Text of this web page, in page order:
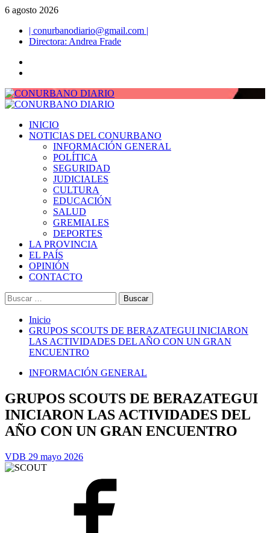
Saltar
contenido
6 agosto 2026
| conurbanodiario@gmail.com |
Directora: Andrea Frade
Menú
INICIO
NOTICIAS DEL CONURBANO
INFORMACIÓN GENERAL
POLÍTICA
SEGURIDAD
JUDICIALES
CULTURA
EDUCACIÓN
SALUD
GREMIALES
DEPORTES
LA PROVINCIA
EL PAÍS
OPINIÓN
CONTACTO
Buscar:
Inicio
GRUPOS SCOUTS DE BERAZATEGUI INICIARON
LAS ACTIVIDADES DEL AÑO CON UN GRAN
ENCUENTRO
INFORMACIÓN GENERAL
GRUPOS SCOUTS DE BERAZATEGUI
INICIARON LAS ACTIVIDADES DEL
AÑO CON UN GRAN ENCUENTRO
VDB 29 mayo 2026